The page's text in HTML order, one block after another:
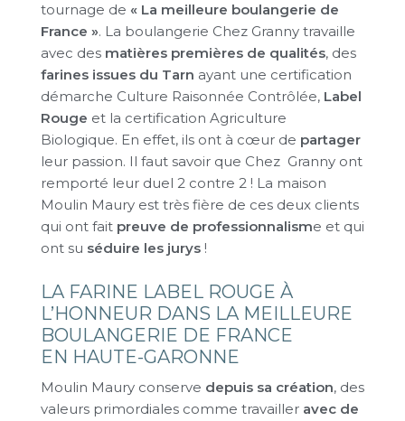
tournage de « La meilleure boulangerie de
France ». La boulangerie Chez Granny travaille
avec des matières premières de qualités, des
farines issues du Tarn ayant une certification
démarche Culture Raisonnée Contrôlée, Label
Rouge et la certification Agriculture
Biologique. En effet, ils ont à cœur de partager
leur passion. Il faut savoir que Chez Granny ont
remporté leur duel 2 contre 2 ! La maison
Moulin Maury est très fière de ces deux clients
qui ont fait preuve de professionnalisme et qui
ont su séduire les jurys !
LA FARINE LABEL ROUGE À
L’HONNEUR DANS LA MEILLEURE
BOULANGERIE DE FRANCE
EN HAUTE-GARONNE
Moulin Maury conserve depuis sa création, des
valeurs primordiales comme travailler avec de